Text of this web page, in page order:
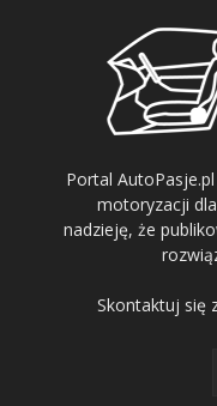
Portal
motoryzacji
nadzieję, że
Skontaktuj się